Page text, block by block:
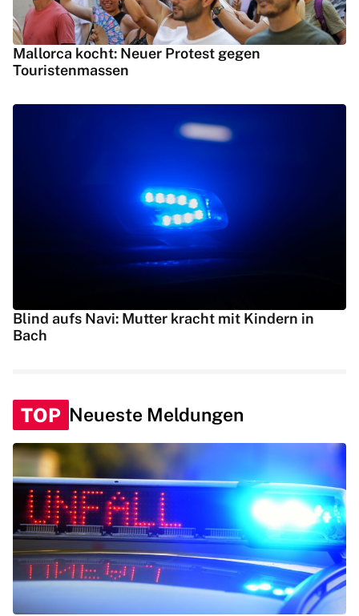
Mallorca kocht: Neuer Protest gegen
Touristenmassen
Blind aufs Navi: Mutter kracht mit Kindern in
Bach
TOP Neueste Meldungen